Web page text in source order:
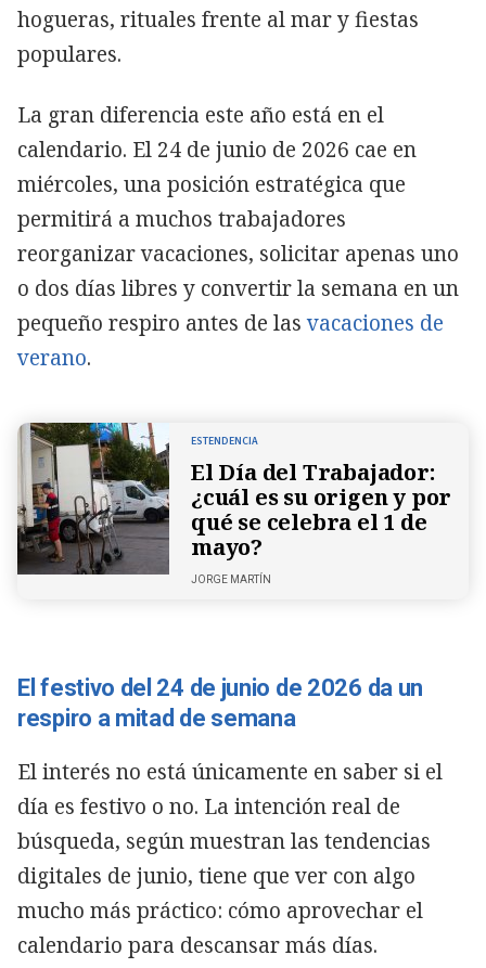
hogueras, rituales frente al mar y fiestas
populares.
La gran diferencia este año está en el
calendario. El 24 de junio de 2026 cae en
miércoles, una posición estratégica que
permitirá a muchos trabajadores
reorganizar vacaciones, solicitar apenas uno
o dos días libres y convertir la semana en un
pequeño respiro antes de lasvacaciones de
verano.
ESTENDENCIA
El Día del Trabajador:
¿cuál es su origen y por
qué se celebra el 1 de
mayo?
JORGE MARTÍN
El festivo del 24 de junio de 2026 da un
respiro a mitad de semana
El interés no está únicamente en saber si el
día es festivo o no. La intención real de
búsqueda, según muestran las tendencias
digitales de junio, tiene que ver con algo
mucho más práctico: cómo aprovechar el
calendario para descansar más días.